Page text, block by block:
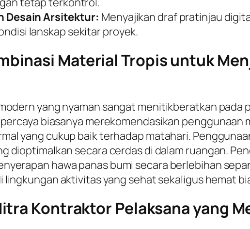
Desain Arsitektur: Menyajikan draf pratinjau
lanskap sekitar proyek.
Material Tropis untuk
yang nyaman sangat menitikberatkan pada
biasanya merekomendasikan
yang cukup baik terhadap matahari.
dioptimalkan secara cerdas di dalam ruangan.
hawa panas bumi secara berlebihan
lingkungan aktivitas yang sehat sekaligus hemat
Kontraktor Pelaksana yang